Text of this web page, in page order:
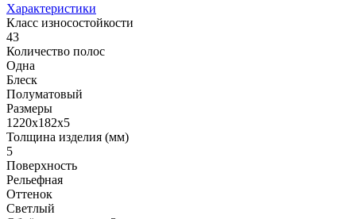
Характеристики
Класс износостойкости
43
Количество полос
Одна
Блеск
Полуматовый
Размеры
1220х182x5
Толщина изделия (мм)
5
Поверхность
Рельефная
Оттенок
Светлый